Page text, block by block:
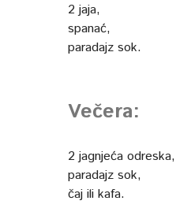
2 jaja,
spanać,
paradajz sok.
Večera:
2 jagnjeća odreska,
paradajz sok,
čaj ili kafa.